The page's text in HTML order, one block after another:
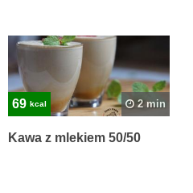
69 kcal 2 min
Kawa z mlekiem 50/50